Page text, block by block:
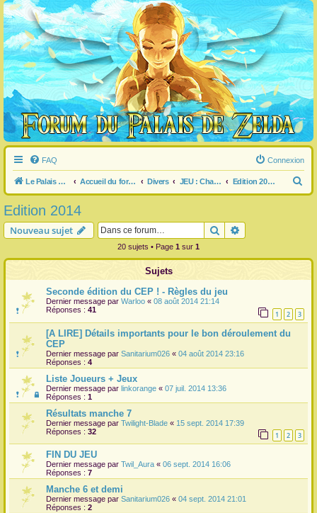
FAQ Connexion
Le Palais de Zelda Accueil du forum Divers JEU : Championnat Estival Pédézédien Edition 2014
e
c
Edition 2014
Nouveau sujet Rechercher
20 sujets • Page 1 sur 1
Sujets
Seconde édition du CEP ! - Règles du jeu
Dernier message par Warloo « 08 août 2014 21:14
Réponses : 41 1 2 3
[A LIRE] Détails importants pour le bon déroulement du
CEP
Dernier message par Sanitarium026 « 04 août 2014 23:16
Réponses : 4
Liste Joueurs + Jeux
Dernier message par linkorange « 07 juil. 2014 13:36
Réponses : 1
Résultats manche 7
Dernier message par Twilight-Blade « 15 sept. 2014 17:39
Réponses : 32 1 2 3
FIN DU JEU
Dernier message par Twil_Aura « 06 sept. 2014 16:06
Réponses : 7
Manche 6 et demi
Dernier message par Sanitarium026 « 04 sept. 2014 21:01
Réponses : 2